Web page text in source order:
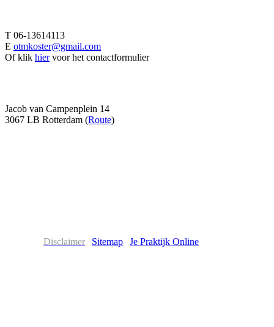
T 06-13614113
E otmkoster@gmail.com
Of klik hiervoor het contactformulier
Jacob van Campenplein 14
3067 LB Rotterdam (Route)
Disclaimer Sitemap Je Praktijk Online